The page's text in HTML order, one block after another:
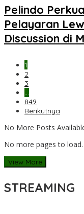
Pelindo
Pelayaran
Discussion di
1
2
3
…
849
Berikutnya
No More Posts
No more pages to load.
View More
STREAMING